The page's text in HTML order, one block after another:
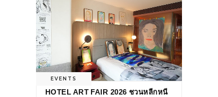
EVENTS
HOTEL ART FAIR 2026 ชวนหลีกหนี